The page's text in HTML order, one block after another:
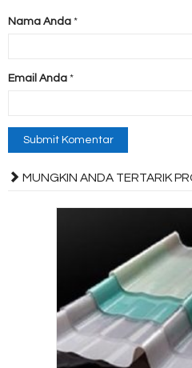
Nama Anda *
Email Anda *
MUNGKIN ANDA TERTARIK